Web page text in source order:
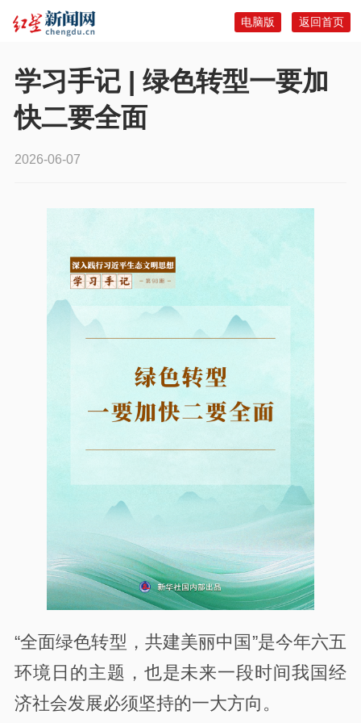
返回首页
电脑版
学习手记 | 绿色转型一要加
快二要全面
2026-06-07
“全面绿色转型，共建美丽中国”是今年六五
环境日的主题，也是未来一段时间我国经
济社会发展必须坚持的一大方向。